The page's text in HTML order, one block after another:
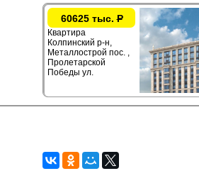
60625 тыс.Р
Квартира
Колпинский р-н,
Металлострой пос. ,
Пролетарской
Победы ул.